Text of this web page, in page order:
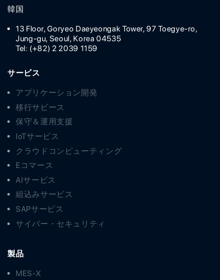
韓国
13 Floor, Goryeo Daeyeongak Tower, 97 Toegye-ro,
Jung-gu, Seoul, Korea 04535
Tel: (+82) 2 2039 1159
サービス
アプリケーション開発
移行サビース
保守＆運用支援
IoTサービス
クラウドコンピューティング
Eコマース
AIサービス
組込みサービス
SAPサービス
サイバー・セキュリティ
製品
MES-X